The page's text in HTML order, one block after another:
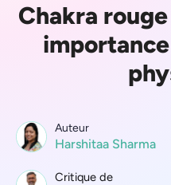
Chakra
Auteur
Harshitaa Sharma
Critique de